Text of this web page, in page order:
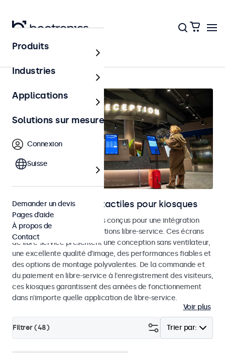
Accueil
Moniteurs et écrans tactiles pour kiosques
Moniteurs et écrans tactiles conçus pour une intégration
dans les kiosques et les solutions libre-service. Ces écrans
de libre-service présentent une conception sans ventilateur,
une excellente qualité d'image, des performances fiables et
des options de montage polyvalentes. De la commande et
du paiement en libre-service à l'enregistrement des visiteurs,
ces kiosques garantissent des années de fonctionnement
dans n'importe quelle application de libre-service.
Voir plus
Trier par:
Filtrer (48)
Produits
Industries
Applications
Solutions sur mesure
Connexion
Suisse
Demander un devis
Pages d’aide
À propos de
Contact